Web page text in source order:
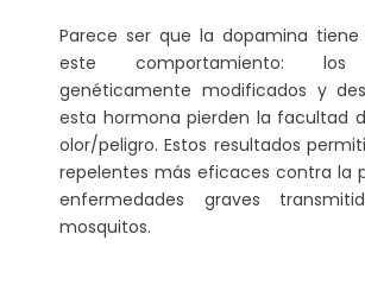
Parece ser que la dopamina
este comportamiento: los
genéticamente modificados y
esta hormona pierden la facultad
olor/peligro. Estos resultados
repelentes más eficaces contra la
enfermedades graves
mosquitos.